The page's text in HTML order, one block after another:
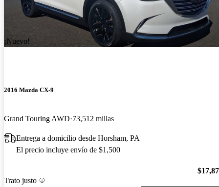
¡Nuevo!
2016 Mazda CX-9
Grand Touring AWD 73,512 millas
Entrega a domicilio desde Horsham, PA
El precio incluye envío de $1,500
Trato justo